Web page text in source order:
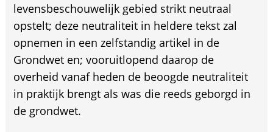
levensbeschouwelijk gebied strikt neutraal
opstelt; deze neutraliteit in heldere tekst zal
opnemen in een zelfstandig artikel in de
Grondwet en; vooruitlopend daarop de
overheid vanaf heden de beoogde neutraliteit
in praktijk brengt als was die reeds geborgd in
de grondwet.